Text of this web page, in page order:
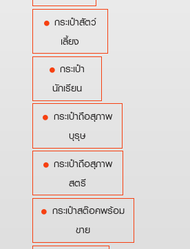
กระเป๋าสัตว์
เลี้ยง
กระเป๋า
นักเรียน
กระเป๋าถือสุภาพ
บุรุษ
กระเป๋าถือสุภาพ
สตรี
กระเป๋าสต๊อคพร้อม
ขาย